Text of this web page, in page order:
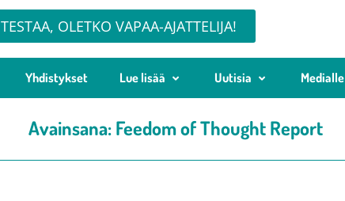
TESTAA, OLETKO VAPAA-AJATTELIJA!
Yhdistykset Lue lisää Uutisia Medialle
Avainsana:Feedom of Thought Report